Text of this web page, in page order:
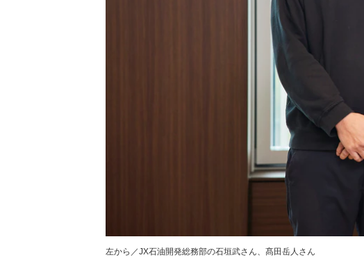
左から／JX石油開発総務部の石垣武さん、髙田岳人さん